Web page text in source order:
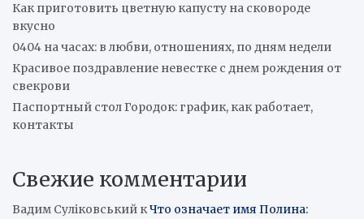
Как приготовить цветную капусту на сковороде
вкусно
0404 на часах: в любви, отношениях, по дням недели
Красивое поздравление невестке с днем рождения от
свекрови
Паспортный стол Городок: график, как работает,
контакты
Свежие комментарии
Вадим Суліковський кЧто означает имя Полина: